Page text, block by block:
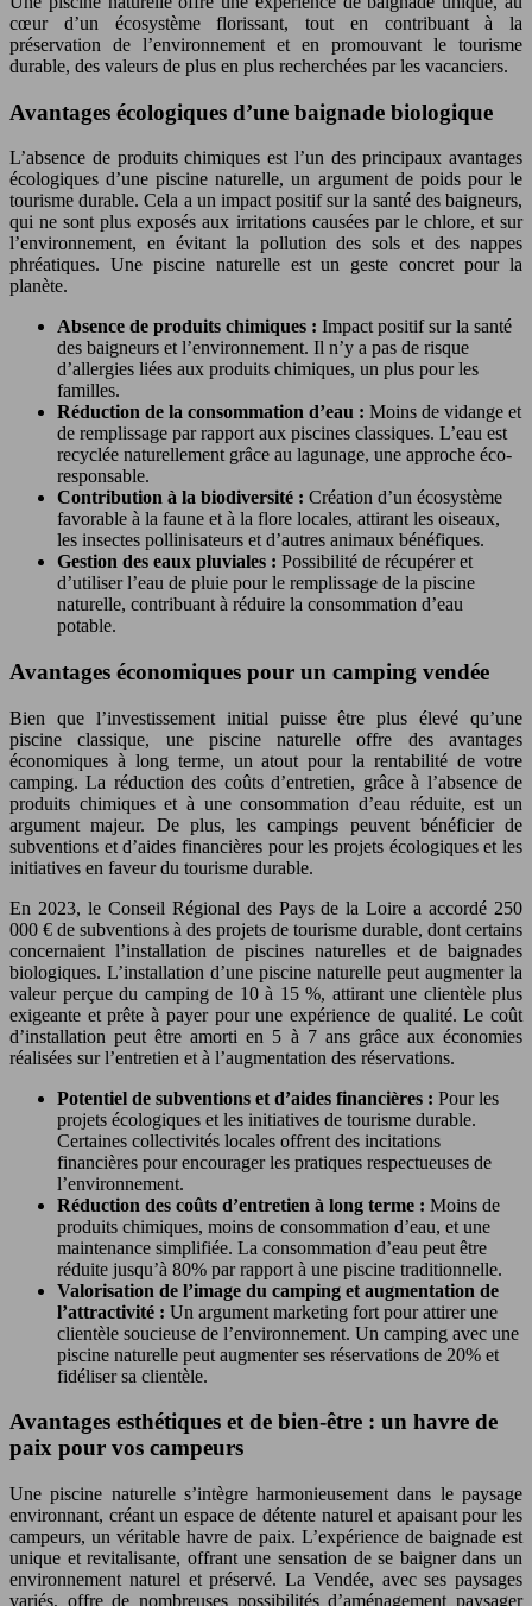
cœur d’un écosystème florissant, tout en contribuant à la
préservation de l’environnement et en promouvant le tourisme
durable, des valeurs de plus en plus recherchées par les vacanciers.
Avantages écologiques d’une baignade biologique
L’absence de produits chimiques est l’un des principaux avantages
écologiques d’une piscine naturelle, un argument de poids pour le
tourisme durable. Cela a un impact positif sur la santé des baigneurs,
qui ne sont plus exposés aux irritations causées par le chlore, et sur
l’environnement, en évitant la pollution des sols et des nappes
phréatiques. Une piscine naturelle est un geste concret pour la
planète.
Absence de produits chimiques : Impact positif sur la santé
des baigneurs et l’environnement. Il n’y a pas de risque
d’allergies liées aux produits chimiques, un plus pour les
familles.
Réduction de la consommation d’eau : Moins de vidange et
de remplissage par rapport aux piscines classiques. L’eau est
recyclée naturellement grâce au lagunage, une approche éco-
responsable.
Contribution à la biodiversité : Création d’un écosystème
favorable à la faune et à la flore locales, attirant les oiseaux,
les insectes pollinisateurs et d’autres animaux bénéfiques.
Gestion des eaux pluviales : Possibilité de récupérer et
d’utiliser l’eau de pluie pour le remplissage de la piscine
naturelle, contribuant à réduire la consommation d’eau
potable.
Avantages économiques pour un camping vendée
Bien que l’investissement initial puisse être plus élevé qu’une
piscine classique, une piscine naturelle offre des avantages
économiques à long terme, un atout pour la rentabilité de votre
camping. La réduction des coûts d’entretien, grâce à l’absence de
produits chimiques et à une consommation d’eau réduite, est un
argument majeur. De plus, les campings peuvent bénéficier de
subventions et d’aides financières pour les projets écologiques et les
initiatives en faveur du tourisme durable.
En 2023, le Conseil Régional des Pays de la Loire a accordé 250
000 € de subventions à des projets de tourisme durable, dont certains
concernaient l’installation de piscines naturelles et de baignades
biologiques. L’installation d’une piscine naturelle peut augmenter la
valeur perçue du camping de 10 à 15 %, attirant une clientèle plus
exigeante et prête à payer pour une expérience de qualité. Le coût
d’installation peut être amorti en 5 à 7 ans grâce aux économies
réalisées sur l’entretien et à l’augmentation des réservations.
Potentiel de subventions et d’aides financières : Pour les
projets écologiques et les initiatives de tourisme durable.
Certaines collectivités locales offrent des incitations
financières pour encourager les pratiques respectueuses de
l’environnement.
Réduction des coûts d’entretien à long terme : Moins de
produits chimiques, moins de consommation d’eau, et une
maintenance simplifiée. La consommation d’eau peut être
réduite jusqu’à 80% par rapport à une piscine traditionnelle.
Valorisation de l’image du camping et augmentation de
l’attractivité : Un argument marketing fort pour attirer une
clientèle soucieuse de l’environnement. Un camping avec une
piscine naturelle peut augmenter ses réservations de 20% et
fidéliser sa clientèle.
Avantages esthétiques et de bien-être : un havre de
paix pour vos campeurs
Une piscine naturelle s’intègre harmonieusement dans le paysage
environnant, créant un espace de détente naturel et apaisant pour les
campeurs, un véritable havre de paix. L’expérience de baignade est
unique et revitalisante, offrant une sensation de se baigner dans un
environnement naturel et préservé. La Vendée, avec ses paysages
variés, offre de nombreuses possibilités d’aménagement paysager